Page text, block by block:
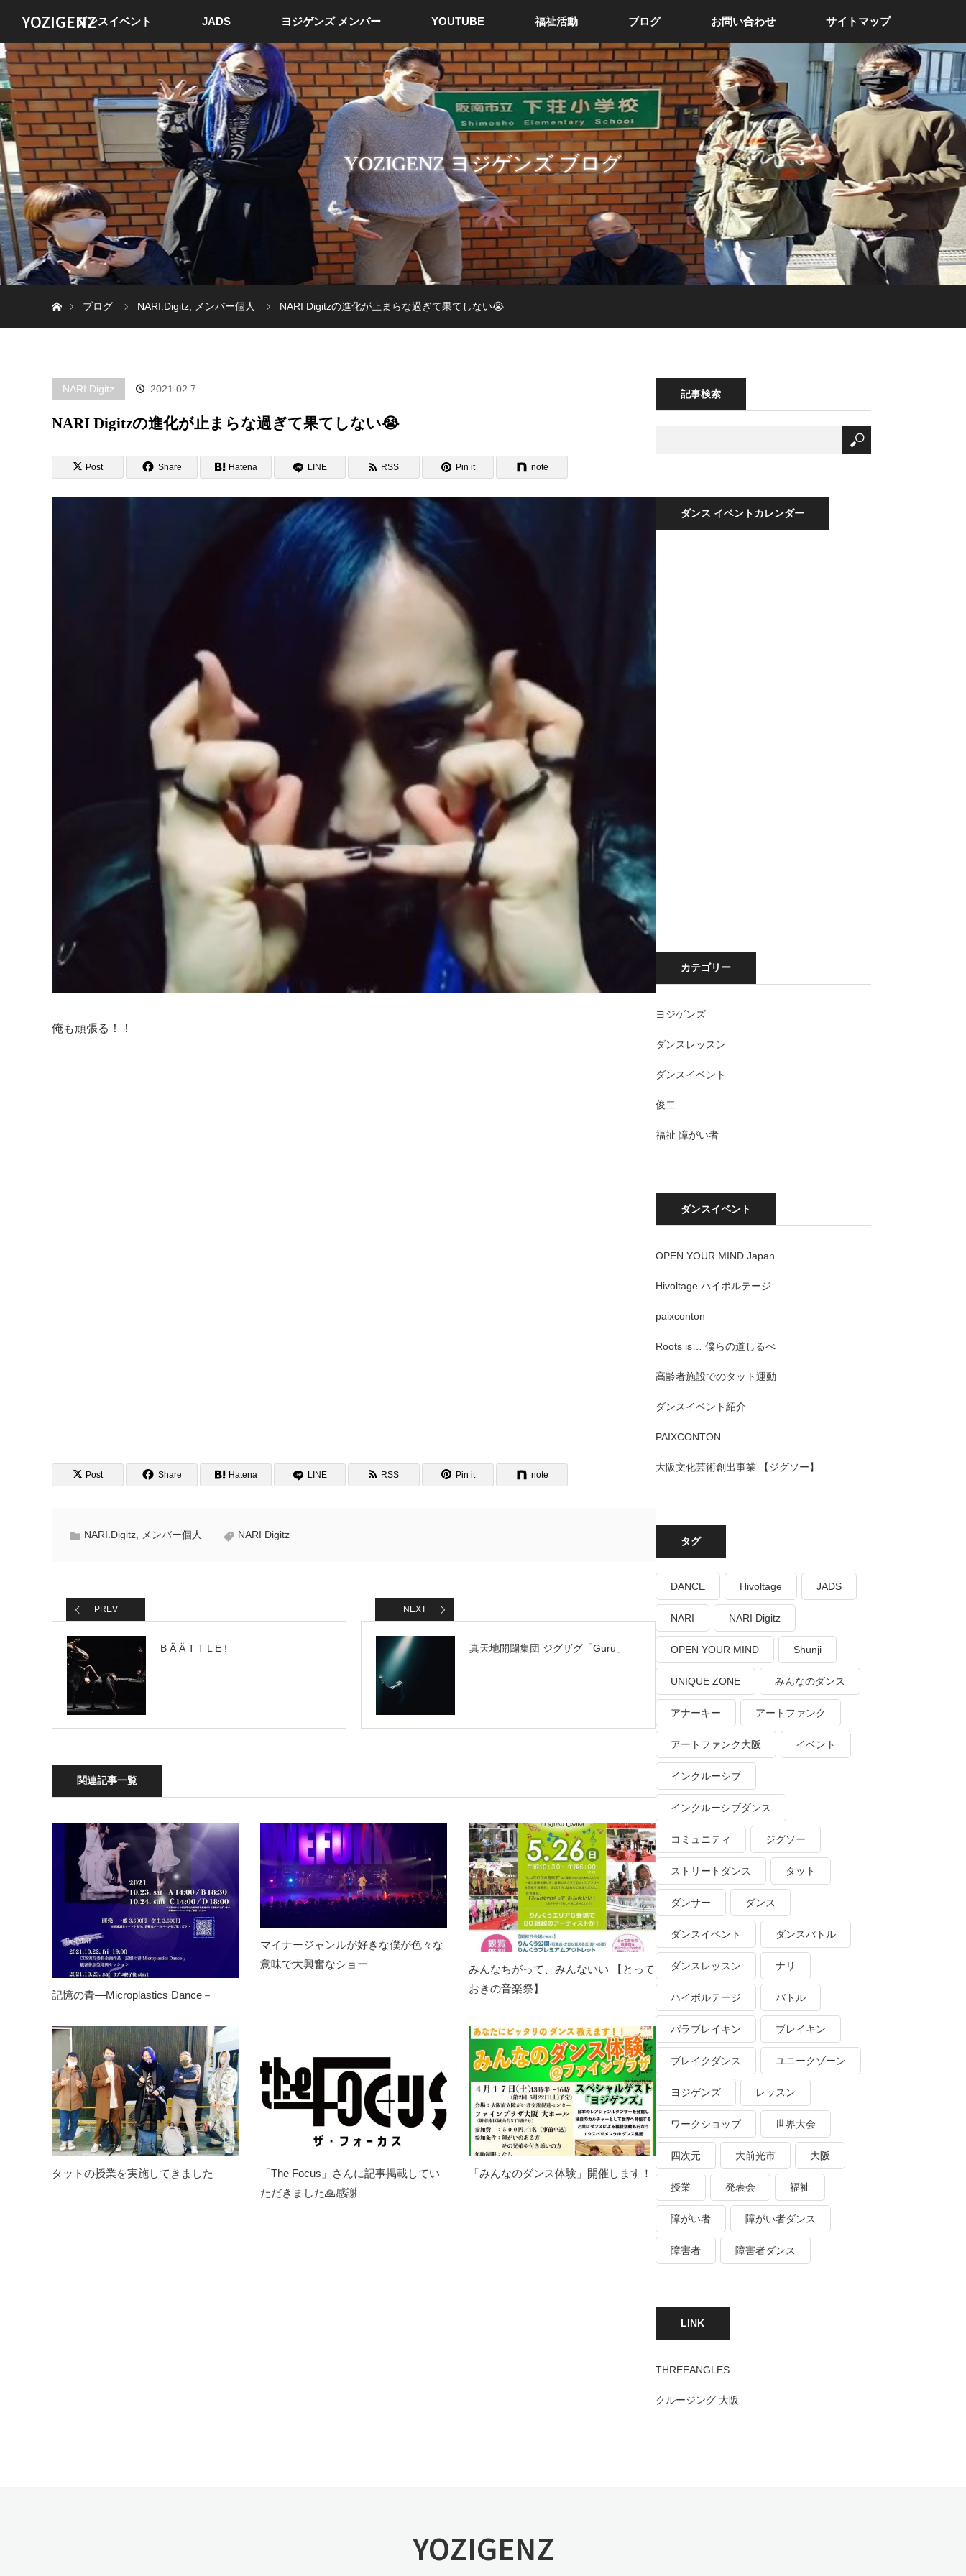
YOZIGENZダンスイベント JADS ヨジゲンズ メンバー YOUTUBE 福祉活動 ブログ お問い合わせ サイトマップ
YOZIGENZ ヨジゲンズ ブログ
ブログ
NARI.Digitz メンバー個人 NARI Digitzの進化が止まらな過ぎて果てしない😭
NARI.Digitz 2021.02.7
NARI Digitzの進化が止まらな過ぎて果てしない😭
Post Share Hatena LINE RSS Pin it note
俺も頑張る！！
Post Share Hatena LINE RSS Pin it note
NARI.Digitz メンバー個人 NARI Digitz
PREV
B Ä Ä T T L E !
NEXT
真天地開闢集団 ジグザグ「Guru」
関連記事一覧
記憶の青―Microplastics Dance－
マイナージャンルが好きな僕が色々な
意味で大興奮なショー
みんなちがって、みんないい 【とって
おきの音楽祭】
タットの授業を実施してきました
「The Focus」さんに記事掲載してい
ただきました🙏感謝
「みんなのダンス体験」開催します！
記事検索
ダンス イベントカレンダー
カテゴリー
ヨジゲンズ
ダンスレッスン
ダンスイベント
俊二
福祉 障がい者
ダンスイベント
OPEN YOUR MIND Japan
Hivoltage ハイボルテージ
paixconton
Roots is… 僕らの道しるべ
高齢者施設でのタット運動
ダンスイベント紹介
PAIXCONTON
大阪文化芸術創出事業 【ジグソー】
タグ
DANCE Hivoltage JADS
NARI NARI Digitz
OPEN YOUR MIND Shunji
UNIQUE ZONE みんなのダンス
アナーキー アートファンク
アートファンク大阪 イベント
インクルーシブ
インクルーシブダンス
コミュニティ ジグソー
ストリートダンス タット
ダンサー ダンス
ダンスイベント ダンスバトル
ダンスレッスン ナリ
ハイボルテージ バトル
パラブレイキン ブレイキン
ブレイクダンス ユニークゾーン
ヨジゲンズ レッスン
ワークショップ 世界大会
四次元 大前光市 大阪
授業 発表会 福祉
障がい者 障がい者ダンス
障害者 障害者ダンス
LINK
THREEANGLES
クルージング 大阪
YOZIGENZ